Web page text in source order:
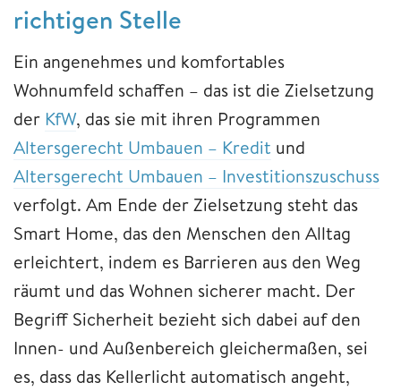
richtigen Stelle
Ein angenehmes und komfortables
Wohnumfeld schaffen – das ist die Zielsetzung
der KfW, das sie mit ihren Programmen
Altersgerecht Umbauen – Kredit und
Altersgerecht Umbauen – Investitionszuschuss
verfolgt. Am Ende der Zielsetzung steht das
Smart Home, das den Menschen den Alltag
erleichtert, indem es Barrieren aus den Weg
räumt und das Wohnen sicherer macht. Der
Begriff Sicherheit bezieht sich dabei auf den
Innen- und Außenbereich gleichermaßen, sei
es, dass das Kellerlicht automatisch angeht,